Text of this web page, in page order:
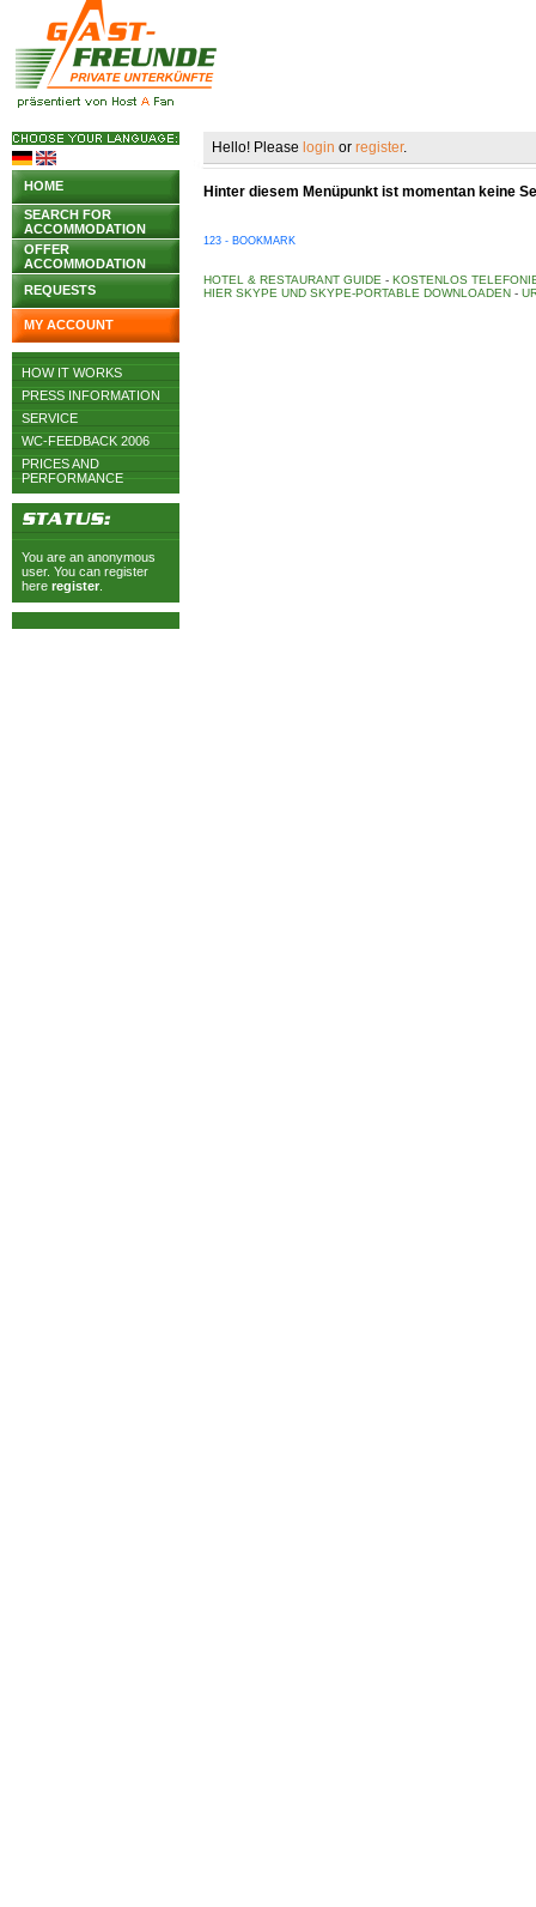
HOME
SEARCH FOR
ACCOMMODATION
OFFER
ACCOMMODATION
REQUESTS
MY ACCOUNT
HOW IT WORKS
PRESS INFORMATION
SERVICE
WC-FEEDBACK 2006
PRICES AND
PERFORMANCE
You are an anonymous
user. You can register
here register
Hello! Please login or register.
Hinter diesem Menüpunkt ist momentan keine
123 - BOOKMARK
HOTEL & RESTAURANT GUIDE - KOSTENLOS
HIER SKYPE UND SKYPE-PORTABLE DOWNLOADEN -